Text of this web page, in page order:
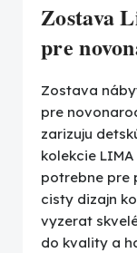
Zostava
pre
Zostava
pre
zarizuju
kolekcie
potrebne pre
cisty dizajn
vyzerat
do kvality a